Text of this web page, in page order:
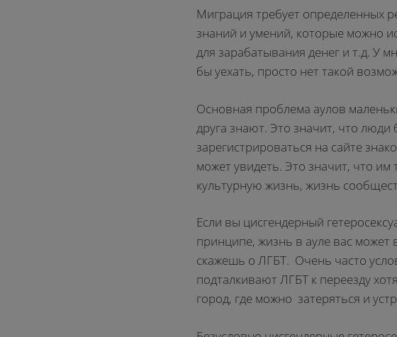
Миграция требует определенных
знаний и умений, которые можно
для зарабатывания денег и т.д. У
бы уехать, просто нет такой
Основная проблема аулов
друга знают. Это значит, что люди
зарегистрироваться на сайте
может увидеть. Это значит, что
культурную жизнь, жизнь
Если вы цисгендерный
принципе, жизнь в ауле вас может
скажешь о ЛГБТ. Очень часто
подталкивают ЛГБТ к переезду
город, где можно затеряться и